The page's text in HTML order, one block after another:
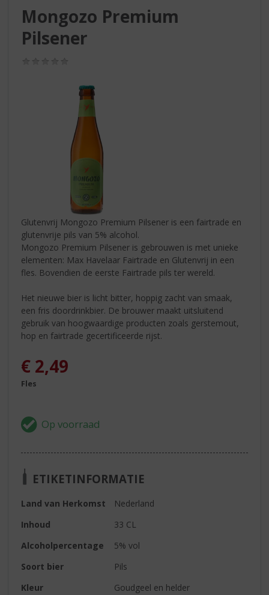
Mongozo Premium
Pilsener
Glutenvrij Mongozo Premium Pilsener is een fairtrade en
glutenvrije pils van 5% alcohol.
Mongozo Premium Pilsener is gebrouwen is met unieke
elementen: Max Havelaar Fairtrade en Glutenvrij in een
fles. Bovendien de eerste Fairtrade pils ter wereld.
Het nieuwe bier is licht bitter, hoppig zacht van smaak,
een fris doordrinkbier. De brouwer maakt uitsluitend
gebruik van hoogwaardige producten zoals gerstemout,
hop en fairtrade gecertificeerde rijst.
€ 2,49
Fles
ETIKETINFORMATIE
Land van Herkomst
Nederland
Inhoud
33 CL
Alcoholpercentage
5% vol
Soort bier
Pils
Kleur
Goudgeel en helder